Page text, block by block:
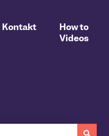
Kontakt
How to
Videos